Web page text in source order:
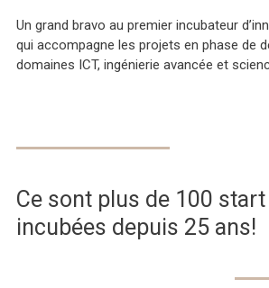
Un grand bravo au premier incubateur
qui accompagne les projets en phase de
domaines ICT, ingénierie avancée et
Ce sont plus de 100
incubées depuis 25 ans!